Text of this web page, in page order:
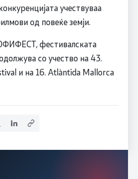
учествуваа
од повеќе земји.
фестивалската
со учество на 43.
и на 16. Atlàntida Mallorca